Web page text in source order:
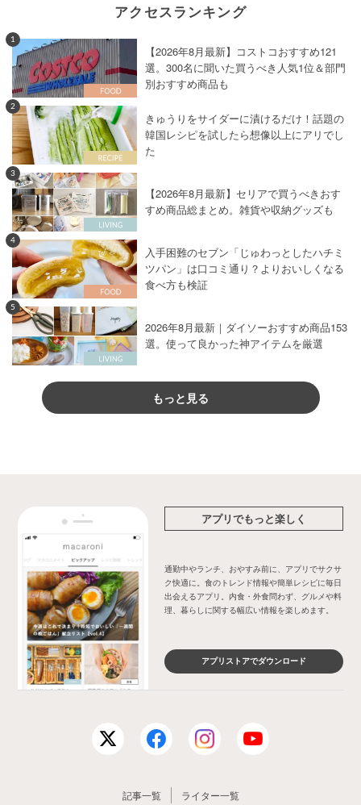
アクセスランキング
1
【2026年8月最新】コストコおすすめ121
選。300名に聞いた買うべき人気1位＆部門
別おすすめ商品も
2
きゅうりをサイダーに漬けるだけ！話題の
韓国レシピを試したら想像以上にアリでし
た
3
【2026年8月最新】セリアで買うべきおす
すめ商品総まとめ。雑貨や収納グッズも
4
入手困難のセブン「じゅわっとしたハチミ
ツパン」は口コミ通り？よりおいしくなる
食べ方も検証
5
2026年8月最新｜ダイソーおすすめ商品153
選。使って良かった神アイテムを厳選
もっと見る
アプリでもっと楽しく
通勤中やランチ、おやすみ前に、アプリでサクサ
ク快適に。食のトレンド情報や簡単レシピに毎日
出会えるアプリ。内食・外食問わず、グルメや料
理、暮らしに関する幅広い情報を楽しめます。
アプリストアでダウンロード
記事一覧 ライター一覧